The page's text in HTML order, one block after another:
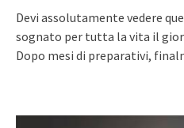
Devi assolutamente vedere
sognato per tutta la vita il
Dopo mesi di preparativi,